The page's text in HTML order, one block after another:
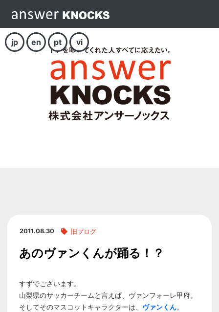
jp en pt vi
2011.08.30 旧ブログ
あのヴァンくんが踊る！？
すずでございます。
山梨県のサッカーチームと言えば、ヴァンフォーレ甲府。
そしてそのマスコットキャラクターは、 ヴァンくん。